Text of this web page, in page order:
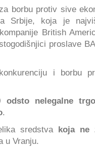
borbu protiv sive
Srbije, koja je
British
proslave
i borbu
odsto nelegalne
.
sredstva koja ne
u Vranju.